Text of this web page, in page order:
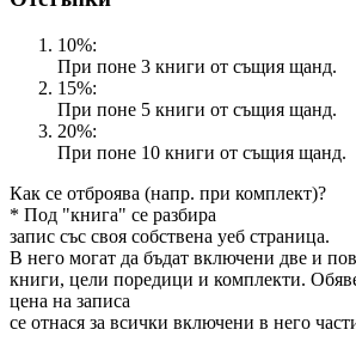
10%:
При поне 3 книги от същия щанд.
15%:
При поне 5 книги от същия щанд.
20%:
При поне 10 книги от същия щанд.
Как се отброява (напр. при комплект)?
* Под "книга" се разбира
запис със своя собствена уеб страница.
В него могат да бъдат включени две и
книги, цели поредици и комплекти.
цена на записа
се отнася за всички включени в него